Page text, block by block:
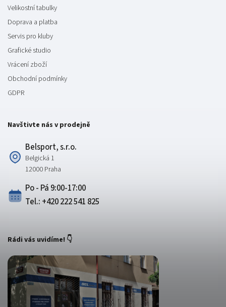
Velikostní tabulky
Doprava a platba
Servis pro kluby
Grafické studio
Vrácení zboží
Obchodní podmínky
GDPR
Navštivte nás v prodejně
Belsport, s.r.o.
Belgická 1
12000 Praha
Po - Pá 9:00-17:00
Tel.: +420 222 541 825
Rádi vás uvidíme! 👇